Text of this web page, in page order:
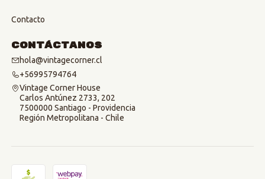
Contacto
Contáctanos
hola@vintagecorner.cl
+56995794764
Vintage Corner House
Carlos Antúnez 2733, 202
7500000 Santiago - Providencia
Región Metropolitana - Chile